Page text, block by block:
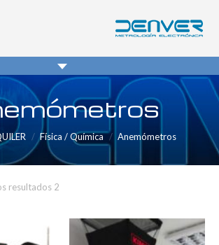
info@denver.es
Física / Química Anemómetros
resultados 2